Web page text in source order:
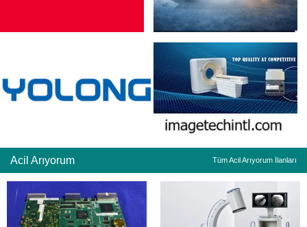
Acil Arıyorum Tüm Acil Arıyorum İlanları